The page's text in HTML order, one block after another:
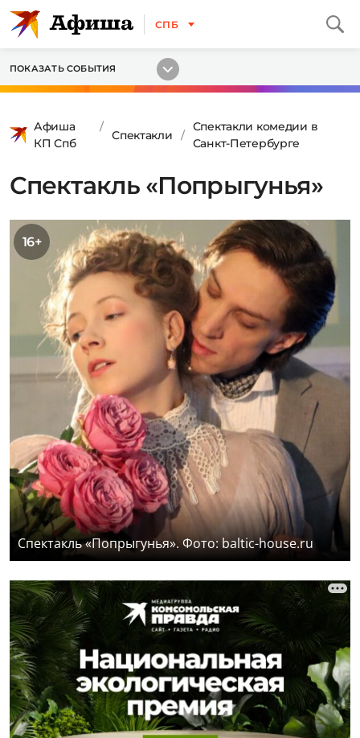
СПБ
ПОКАЗАТЬ СОБЫТИЯ
Афиша
КП Спб
Спектакли
Спектакли комедии в
Санкт-Петербурге
Спектакль «Попрыгунья»
16+
Спектакль «Попрыгунья». Фото: baltic-house.ru